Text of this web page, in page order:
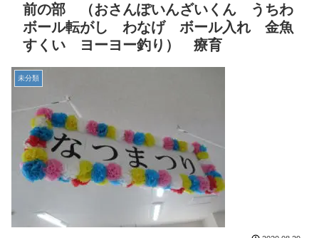
前の部 （おさんぽいんざいくん うちわ
ボール転がし わなげ ボール入れ 金魚
すくい ヨーヨー釣り） 療育
未分類